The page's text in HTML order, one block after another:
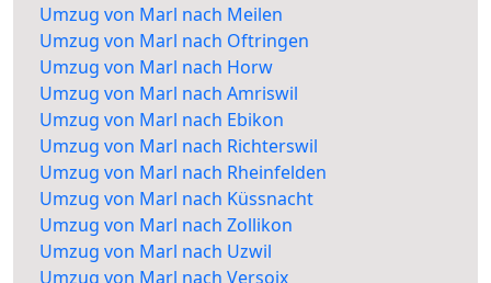
Umzug von Marl nach Meilen
Umzug von Marl nach Oftringen
Umzug von Marl nach Horw
Umzug von Marl nach Amriswil
Umzug von Marl nach Ebikon
Umzug von Marl nach Richterswil
Umzug von Marl nach Rheinfelden
Umzug von Marl nach Küssnacht
Umzug von Marl nach Zollikon
Umzug von Marl nach Uzwil
Umzug von Marl nach Versoix